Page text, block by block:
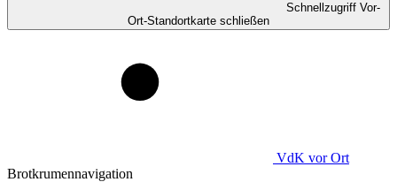
Schnellzugriff Vor-
Ort-Standortkarte schließen
VdK vor Ort
Brotkrumennavigation